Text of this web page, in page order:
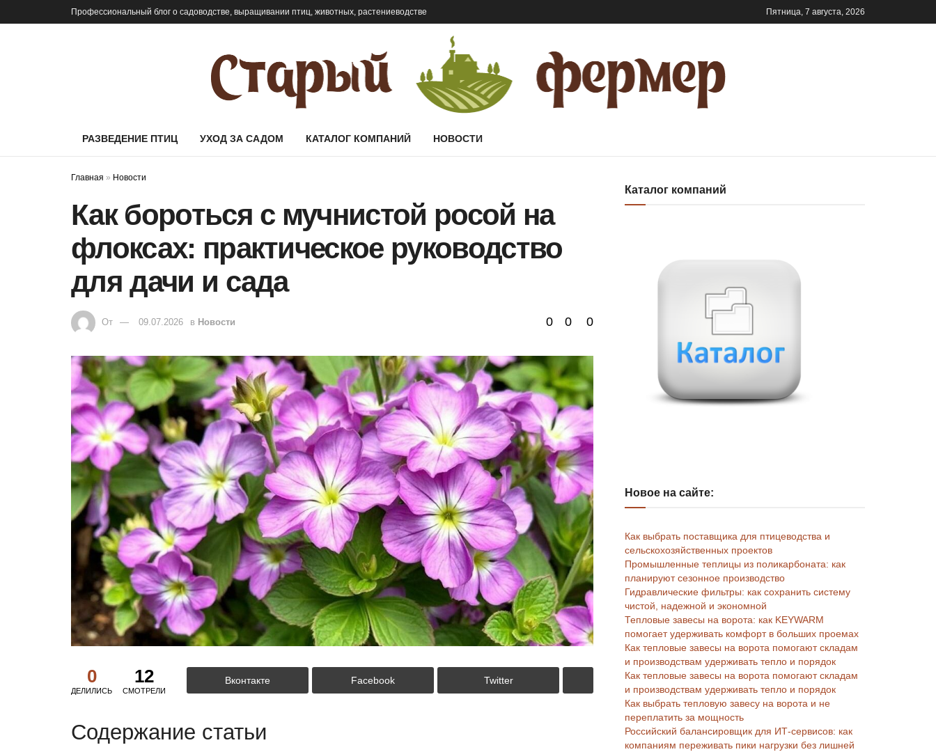
Профессиональный блог о садоводстве, выращивании птиц, животных, растениеводстве Пятница, 7 августа, 2026
РАЗВЕДЕНИЕ ПТИЦ УХОД ЗА САДОМ КАТАЛОГ КОМПАНИЙ НОВОСТИ
Главная » Новости
Как бороться с мучнистой росой на
флоксах: практическое руководство
для дачи и сада
От 09.07.2026 в Новости 0 0 0
0
ДЕЛИЛИСЬ
12
СМОТРЕЛИ
Вконтакте Facebook Twitter
Содержание статьи
Каталог компаний
Новое на сайте:
Как выбрать поставщика для птицеводства и
сельскохозяйственных проектов
Промышленные теплицы из поликарбоната: как
планируют сезонное производство
Гидравлические фильтры: как сохранить систему
чистой, надежной и экономной
Тепловые завесы на ворота: как KEYWARM
помогает удерживать комфорт в больших проемах
Как тепловые завесы на ворота помогают складам
и производствам удерживать тепло и порядок
Как тепловые завесы на ворота помогают складам
и производствам удерживать тепло и порядок
Как выбрать тепловую завесу на ворота и не
переплатить за мощность
Российский балансировщик для ИТ-сервисов: как
компаниям переживать пики нагрузки без лишней